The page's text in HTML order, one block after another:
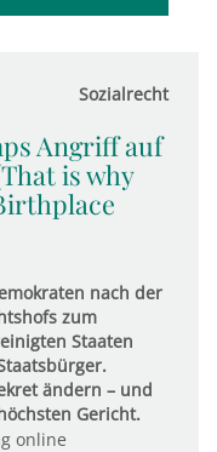
Sozialrecht
Angriff auf
is why
nach der
zum
Staaten
ändern – und
Gericht.
online